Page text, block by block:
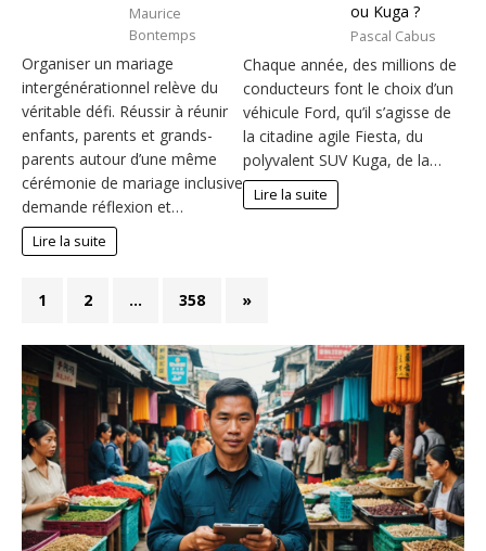
Maurice
Bontemps
Organiser un mariage
intergénérationnel relève du
véritable défi. Réussir à réunir
enfants, parents et grands-
parents autour d’une même
cérémonie de mariage inclusive
demande réflexion et…
Lire la suite
ou Kuga ?
Pascal Cabus
Chaque année, des millions de
conducteurs font le choix d’un
véhicule Ford, qu’il s’agisse de
la citadine agile Fiesta, du
polyvalent SUV Kuga, de la…
Lire la suite
1 2 … 358 »